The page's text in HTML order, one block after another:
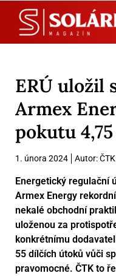
ERÚ uložil
Armex
pokutu
1. února 2024 Autor:ČTK
Energetický regulační
Armex Energy
nekalé obchodní
uloženou za
konkrétnímu
55 dílčích útoků vůči
pravomocné. ČTK to